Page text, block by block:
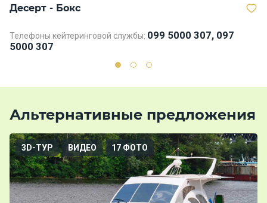
Десерт - Бокс
Телефоны кейтеринговой службы: 099 5000 307, 097
5000 307
Альтернативные предложения
3D-ТУР ВИДЕО 17 ФОТО